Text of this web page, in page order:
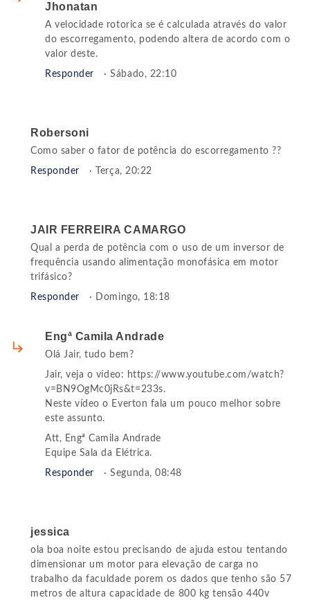
Jhonatan
A velocidade rotorica se é calculada através do valor
do escorregamento, podendo altera de acordo com o
valor deste.
Responder · Sábado, 22:10
Robersoni
Como saber o fator de potência do escorregamento ??
Responder · Terça, 20:22
JAIR FERREIRA CAMARGO
Qual a perda de potência com o uso de um inversor de
frequência usando alimentação monofásica em motor
trifásico?
Responder · Domingo, 18:18
Engª Camila Andrade
Olá Jair, tudo bem?
Jair, veja o vídeo: https://www.youtube.com/watch?
v=BN9OgMc0jRs&t=233s.
Neste vídeo o Everton fala um pouco melhor sobre
este assunto.
Att, Engª Camila Andrade
Equipe Sala da Elétrica.
Responder · Segunda, 08:48
jessica
ola boa noite estou precisando de ajuda estou tentando
dimensionar um motor para elevação de carga no
trabalho da faculdade porem os dados que tenho são 57
metros de altura capacidade de 800 kg tensão 440v